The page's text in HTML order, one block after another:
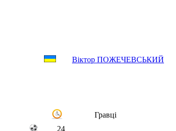
Віктор ПОЖЕЧЕВСЬКИЙ
Гравці
24